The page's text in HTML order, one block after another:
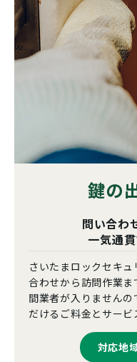
鍵の
問い合わ
一気通
さいたまロックセキ
合わせから訪問作業
間業者が入りません
だけるご料金とサービ
対応地